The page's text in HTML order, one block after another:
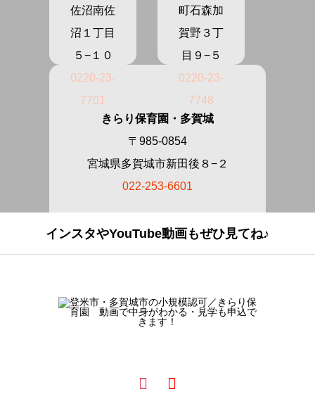
佐沼南佐
沼１丁目
５−１０
0220-23-
7701
町石森加
賀野３丁
目９−５
0220-23-
7748
きらり保育園・多賀城
〒985-0854
宮城県多賀城市新田後８−２
022-253-6601
インスタやYouTube動画もぜひ見てね♪